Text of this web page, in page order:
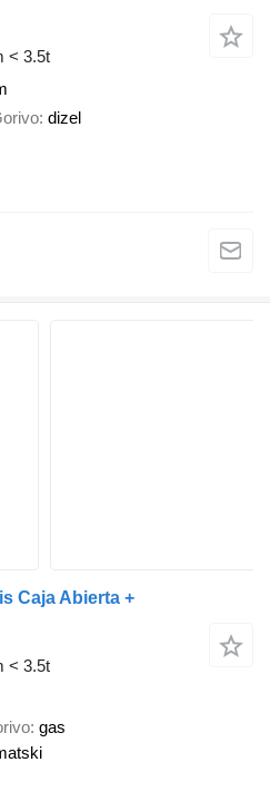
< 3.5t
dizel
Caja Abierta +
< 3.5t
gas